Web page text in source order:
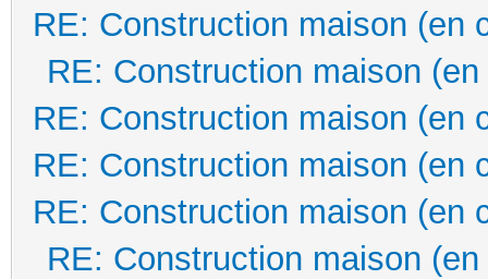
RE: Construction maison (en
RE: Construction maison
RE: Construction maison (en
RE: Construction maison (en
RE: Construction maison (en
RE: Construction maison